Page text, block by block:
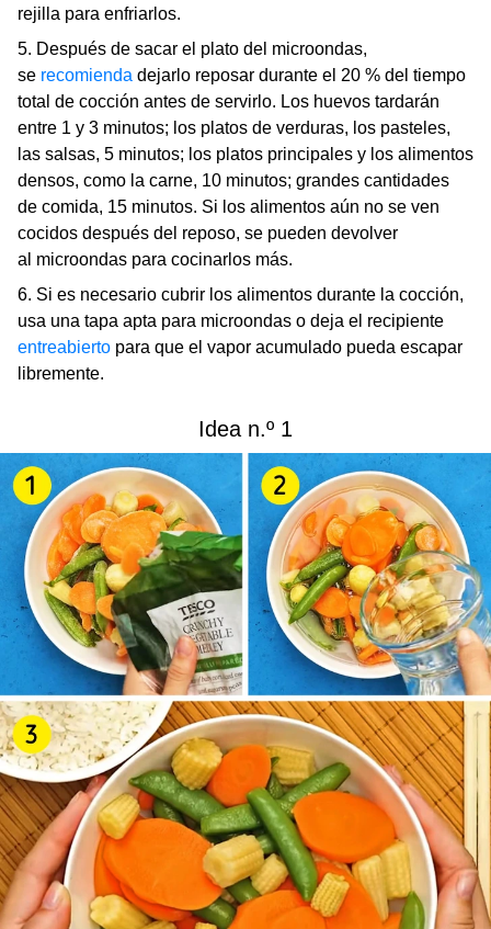
rejilla para enfriarlos.
5. Después de sacar el plato del microondas,
se recomienda dejarlo reposar durante el 20 % del tiempo
total de cocción antes de servirlo. Los huevos tardarán
entre 1 y 3 minutos; los platos de verduras, los pasteles,
las salsas, 5 minutos; los platos principales y los alimentos
densos, como la carne, 10 minutos; grandes cantidades
de comida, 15 minutos. Si los alimentos aún no se ven
cocidos después del reposo, se pueden devolver
al microondas para cocinarlos más.
6. Si es necesario cubrir los alimentos durante la cocción,
usa una tapa apta para microondas o deja el recipiente
entreabierto para que el vapor acumulado pueda escapar
libremente.
Idea n.º 1